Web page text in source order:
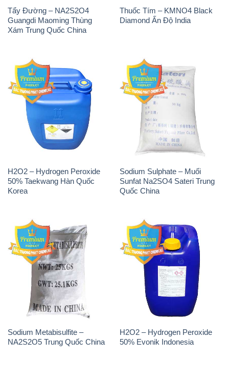
Tẩy Đường – NA2S2O4
Guangdi Maoming Thùng
Xám Trung Quốc China
Thuốc Tím – KMNO4 Black
Diamond Ấn Độ India
H2O2 – Hydrogen Peroxide
50% Taekwang Hàn Quốc
Korea
Sodium Sulphate – Muối
Sunfat Na2SO4 Sateri Trung
Quốc China
Sodium Metabisulfite –
NA2S2O5 Trung Quốc China
H2O2 – Hydrogen Peroxide
50% Evonik Indonesia